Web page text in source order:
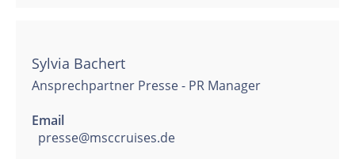
Sylvia Bachert
Ansprechpartner Presse - PR Manager
Email
presse@msccruises.de